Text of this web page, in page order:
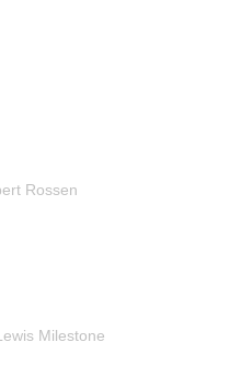
Rossen
Milestone